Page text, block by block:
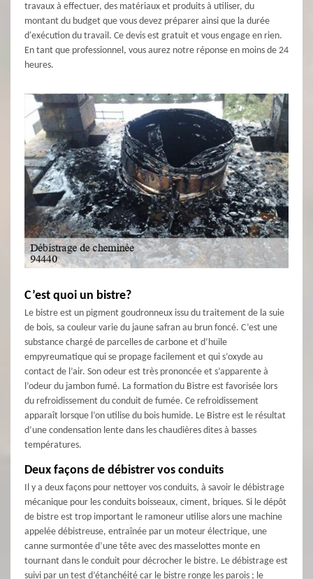
travaux à effectuer, des matériaux et produits à utiliser, du
montant du budget que vous devez préparer ainsi que la durée
d'exécution du travail. Ce devis est gratuit et vous engage en rien.
En tant que professionnel, vous aurez notre réponse en moins de 24
heures.
C’est quoi un bistre?
Le bistre est un pigment goudronneux issu du traitement de la suie
de bois, sa couleur varie du jaune safran au brun foncé. C’est une
substance chargé de parcelles de carbone et d’huile
empyreumatique qui se propage facilement et qui s’oxyde au
contact de l’air. Son odeur est très prononcée et s’apparente à
l’odeur du jambon fumé. La formation du Bistre est favorisée lors
du refroidissement du conduit de fumée. Ce refroidissement
apparaît lorsque l’on utilise du bois humide. Le Bistre est le résultat
d’une condensation lente dans les chaudières dites à basses
températures.
Deux façons de débistrer vos conduits
Il y a deux façons pour nettoyer vos conduits, à savoir le débistrage
mécanique pour les conduits boisseaux, ciment, briques. Si le dépôt
de bistre est trop important le ramoneur utilise alors une machine
appelée débistreuse, entraînée par un moteur électrique, une
canne surmontée d’une tête avec des masselottes monte en
tournant dans le conduit pour décrocher le bistre. Le débistrage est
suivi par un test d’étanchéité car le bistre ronge les parois ; le